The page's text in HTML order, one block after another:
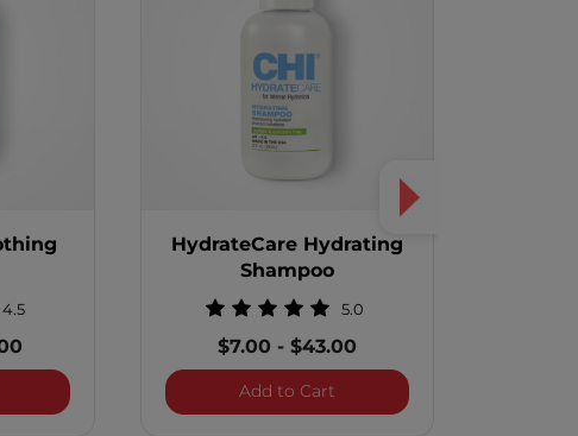
4.5
Smoothing Shampoo
HydrateCare Hydrating
Shampoo
5.0
$7.00 -$43.00
Add to CartHydrateCare Hydrating